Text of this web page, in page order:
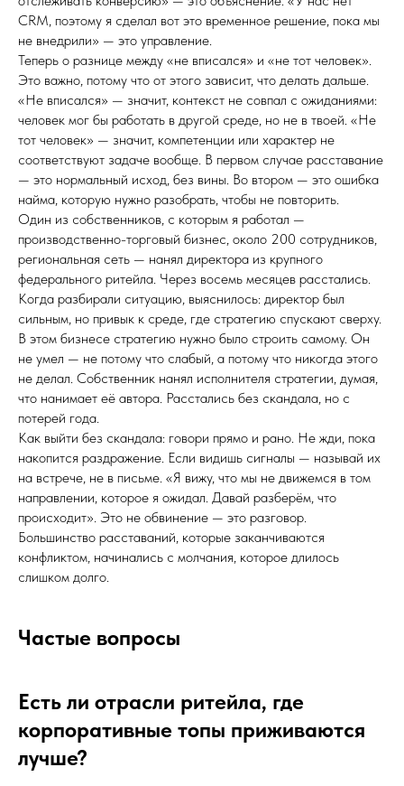
CRM, поэтому я сделал вот это временное решение, пока мы
не внедрили» — это управление.
Теперь о разнице между «не вписался» и «не тот человек».
Это важно, потому что от этого зависит, что делать дальше.
«Не вписался» — значит, контекст не совпал с ожиданиями:
человек мог бы работать в другой среде, но не в твоей. «Не
тот человек» — значит, компетенции или характер не
соответствуют задаче вообще. В первом случае расставание
— это нормальный исход, без вины. Во втором — это ошибка
найма, которую нужно разобрать, чтобы не повторить.
Один из собственников, с которым я работал —
производственно-торговый бизнес, около 200 сотрудников,
региональная сеть — нанял директора из крупного
федерального ритейла. Через восемь месяцев расстались.
Когда разбирали ситуацию, выяснилось: директор был
сильным, но привык к среде, где стратегию спускают сверху.
В этом бизнесе стратегию нужно было строить самому. Он
не умел — не потому что слабый, а потому что никогда этого
не делал. Собственник нанял исполнителя стратегии, думая,
что нанимает её автора. Расстались без скандала, но с
потерей года.
Как выйти без скандала: говори прямо и рано. Не жди, пока
накопится раздражение. Если видишь сигналы — называй их
на встрече, не в письме. «Я вижу, что мы не движемся в том
направлении, которое я ожидал. Давай разберём, что
происходит». Это не обвинение — это разговор.
Большинство расставаний, которые заканчиваются
конфликтом, начинались с молчания, которое длилось
слишком долго.
Частые вопросы
Есть ли отрасли ритейла, где
корпоративные топы приживаются
лучше?